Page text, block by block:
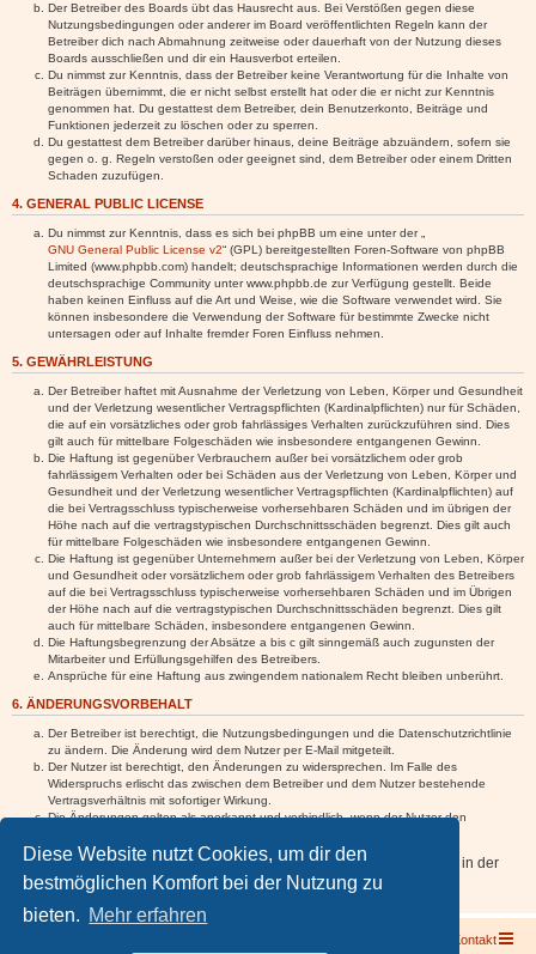
Diese Website nutzt Cookies, um dir den
bestmöglichen Komfort bei der Nutzung zu
bieten. Mehr erfahren
Der Betreiber des Boards übt das Hausrecht aus. Bei Verstößen gegen diese
Nutzungsbedingungen oder anderer im Board veröffentlichten Regeln kann der
Betreiber dich nach Abmahnung zeitweise oder dauerhaft von der Nutzung dieses
Boards ausschließen und dir ein Hausverbot erteilen.
Du nimmst zur Kenntnis, dass der Betreiber keine Verantwortung für die Inhalte von
Beiträgen übernimmt, die er nicht selbst erstellt hat oder die er nicht zur Kenntnis
genommen hat. Du gestattest dem Betreiber, dein Benutzerkonto, Beiträge und
Funktionen jederzeit zu löschen oder zu sperren.
Du gestattest dem Betreiber darüber hinaus, deine Beiträge abzuändern, sofern sie
gegen o. g. Regeln verstoßen oder geeignet sind, dem Betreiber oder einem Dritten
Schaden zuzufügen.
4. GENERAL PUBLIC LICENSE
Du nimmst zur Kenntnis, dass es sich bei phpBB um eine unter der „
GNU General Public License v2“ (GPL) bereitgestellten Foren-Software von phpBB
Limited (www.phpbb.com) handelt; deutschsprachige Informationen werden durch die
deutschsprachige Community unter www.phpbb.de zur Verfügung gestellt. Beide
haben keinen Einfluss auf die Art und Weise, wie die Software verwendet wird. Sie
können insbesondere die Verwendung der Software für bestimmte Zwecke nicht
untersagen oder auf Inhalte fremder Foren Einfluss nehmen.
5. GEWÄHRLEISTUNG
Der Betreiber haftet mit Ausnahme der Verletzung von Leben, Körper und Gesundheit
und der Verletzung wesentlicher Vertragspflichten (Kardinalpflichten) nur für Schäden,
die auf ein vorsätzliches oder grob fahrlässiges Verhalten zurückzuführen sind. Dies
gilt auch für mittelbare Folgeschäden wie insbesondere entgangenen Gewinn.
Die Haftung ist gegenüber Verbrauchern außer bei vorsätzlichem oder grob
fahrlässigem Verhalten oder bei Schäden aus der Verletzung von Leben, Körper und
Gesundheit und der Verletzung wesentlicher Vertragspflichten (Kardinalpflichten) auf
die bei Vertragsschluss typischerweise vorhersehbaren Schäden und im übrigen der
Höhe nach auf die vertragstypischen Durchschnittsschäden begrenzt. Dies gilt auch
für mittelbare Folgeschäden wie insbesondere entgangenen Gewinn.
Die Haftung ist gegenüber Unternehmern außer bei der Verletzung von Leben, Körper
und Gesundheit oder vorsätzlichem oder grob fahrlässigem Verhalten des Betreibers
auf die bei Vertragsschluss typischerweise vorhersehbaren Schäden und im Übrigen
der Höhe nach auf die vertragstypischen Durchschnittsschäden begrenzt. Dies gilt
auch für mittelbare Schäden, insbesondere entgangenen Gewinn.
Die Haftungsbegrenzung der Absätze a bis c gilt sinngemäß auch zugunsten der
Mitarbeiter und Erfüllungsgehilfen des Betreibers.
Ansprüche für eine Haftung aus zwingendem nationalem Recht bleiben unberührt.
6. ÄNDERUNGSVORBEHALT
Der Betreiber ist berechtigt, die Nutzungsbedingungen und die Datenschutzrichtlinie
zu ändern. Die Änderung wird dem Nutzer per E-Mail mitgeteilt.
Der Nutzer ist berechtigt, den Änderungen zu widersprechen. Im Falle des
Widerspruchs erlischt das zwischen dem Betreiber und dem Nutzer bestehende
Vertragsverhältnis mit sofortiger Wirkung.
Die Änderungen gelten als anerkannt und verbindlich, wenn der Nutzer den
Informationen über den Umgang mit deinen persönlichen Daten sind in der
Datenschutzrichtlinie enthalten.
Kontakt